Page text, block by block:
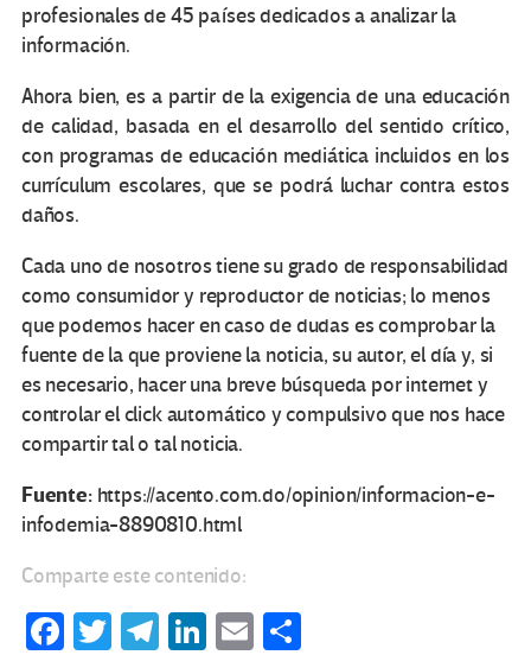
profesionales de 45 países dedicados a analizar la
información.
Ahora bien, es a partir de la exigencia de una educación
de calidad, basada en el desarrollo del sentido crítico,
con programas de educación mediática incluidos en los
currículum escolares, que se podrá luchar contra estos
daños.
Cada uno de nosotros tiene su grado de responsabilidad
como consumidor y reproductor de noticias; lo menos
que podemos hacer en caso de dudas es comprobar la
fuente de la que proviene la noticia, su autor, el día y, si
es necesario, hacer una breve búsqueda por internet y
controlar el click automático y compulsivo que nos hace
compartir tal o tal noticia.
Fuente:https://acento.com.do/opinion/informacion-e-
infodemia-8890810.html
Comparte este contenido:
Fa T
Te Li
E